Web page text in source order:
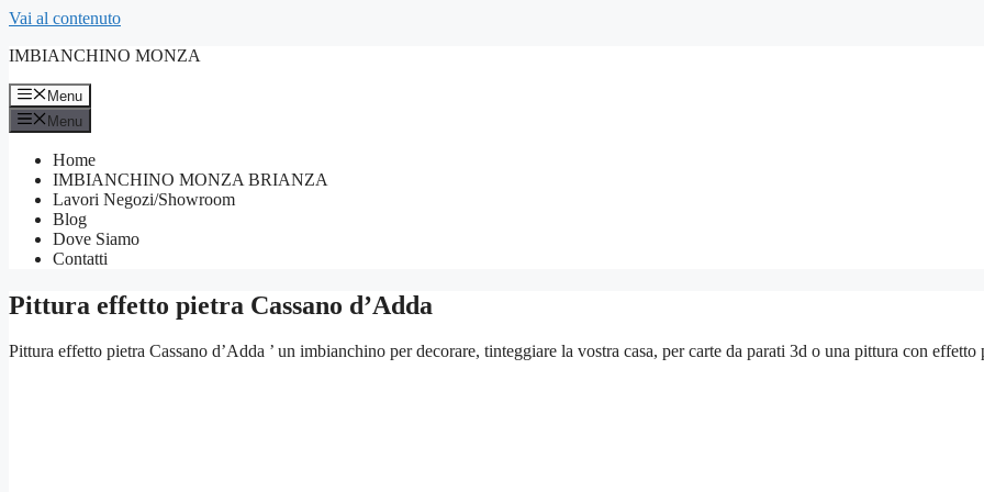
Vai al contenuto
IMBIANCHINO MONZA
Menu
Menu
Home
IMBIANCHINO MONZA BRIANZA
Lavori Negozi/Showroom
Blog
Dove Siamo
Contatti
Pittura effetto pietra Cassano d’Adda
Pittura effetto pietra Cassano d’Adda ’ un imbianchino per decorare, tinteggiare la vostra casa, per carte da parati 3d o una pittura con effetto